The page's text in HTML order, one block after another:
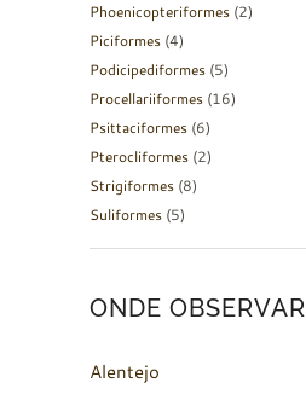
Phoenicopteriformes (2)
Piciformes (4)
Podicipediformes (5)
Procellariiformes (16)
Psittaciformes (6)
Pterocliformes (2)
Strigiformes (8)
Suliformes (5)
ONDE OBSERVAR
Alentejo